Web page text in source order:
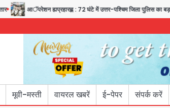
आॅपरेशन ह्यप्रहारह्ण : 72 घंटे में उत्तर-पश्चिम जिला पुलिस का बड़ा एक्शन
मूवी-मस्ती वायरल खबरें ई-पेपर संपर्क करें